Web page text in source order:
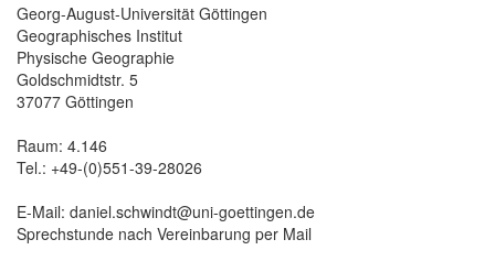
Georg-August-Universität Göttingen
Geographisches Institut
Physische Geographie
Goldschmidtstr. 5
37077 Göttingen
Raum: 4.146
Tel.: +49-(0)551-39-28026
E-Mail: daniel.schwindt@uni-goettingen.de
Sprechstunde nach Vereinbarung per Mail